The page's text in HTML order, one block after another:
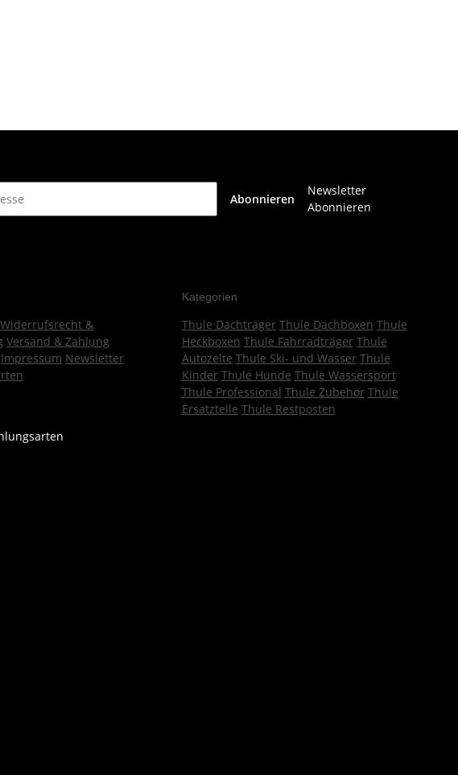
Abonnieren
Newsletter
Abonnieren
Widerrufsrecht &
Versand & Zahlung
Impressum Newsletter
Kategorien
Thule Dachträger Thule Dachboxen Thule
Heckboxen Thule Fahrradträger Thule
Autozelte Thule Ski- und Wasser Thule
Kinder Thule Hunde Thule Wassersport
Thule Professional Thule Zubehör Thule
Ersatzteile Thule Restposten